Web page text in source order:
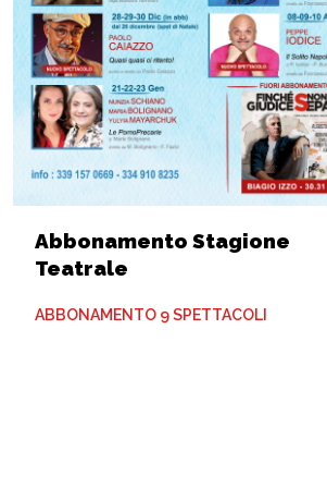
Abbonamento Stagione
Teatrale
ABBONAMENTO 9 SPETTACOLI